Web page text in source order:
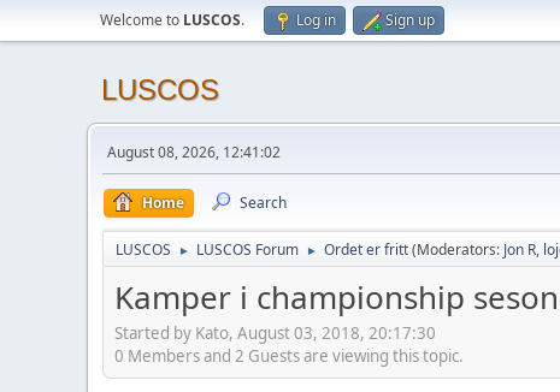
Welcome to LUSCOS. Log in Sign up
LUSCOS
August 08, 2026, 12:41:02
Home Search
LUSCOS ► LUSCOS Forum ► Ordet er fritt(Moderators: Jon R,
Kamper i championship
Started by Kato, August 03, 2018, 20:17:30
0 Members and 2 Guests are viewing this topic.